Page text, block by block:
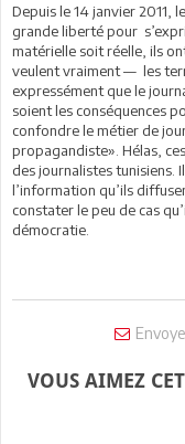
Depuis le 14 janvier 2011,
grande liberté pour
matérielle soit réelle, ils
veulent vraiment — les
expressément que le
soient les conséquences
confondre le métier de
propagandiste». Hélas,
des journalistes
l’information qu’ils
constater le peu de cas
démocratie.
VOUS AIMEZ